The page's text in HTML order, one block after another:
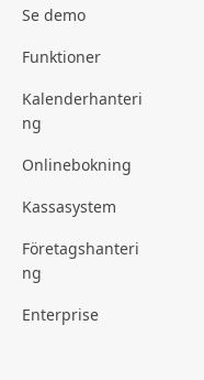
Se demo
Funktioner
Kalenderhanteri
ng
Onlinebokning
Kassasystem
Företagshanteri
ng
Enterprise